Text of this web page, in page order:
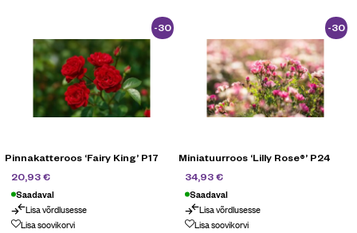
-30
%
Pinnakatteroos ‘Fairy King’ P17
20,93€
Saadaval
Lisa võrdlusesse
Lisa soovikorvi
-30
%
Miniatuurroos ‘Lilly Rose®’ P24
34,93€
Saadaval
Lisa võrdlusesse
Lisa soovikorvi